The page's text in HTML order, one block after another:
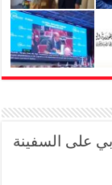
على السفينة